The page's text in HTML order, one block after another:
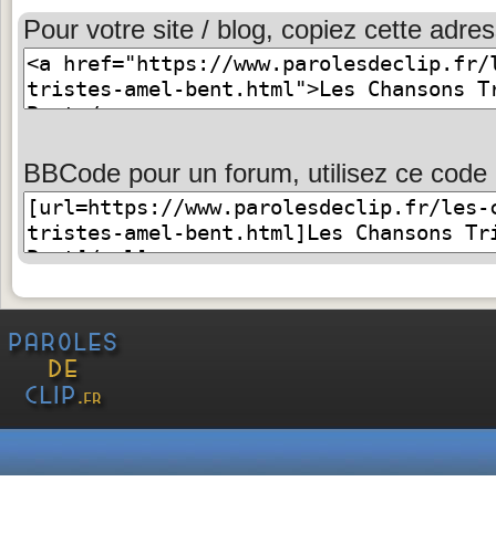
Pour votre site / blog, copiez cette
BBCode pour un forum, utilisez ce code